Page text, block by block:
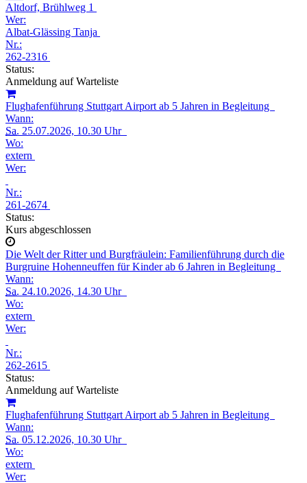
Altdorf, Brühlweg 1
Wer:
Albat-Glässing Tanja
Nr.:
262-2316
Status:
Anmeldung auf Warteliste
Flughafenführung Stuttgart Airport ab 5 Jahren in Begleitung
Wann:
Sa. 25.07.2026, 10.30 Uhr
Wo:
extern
Wer:
Nr.:
261-2674
Status:
Kurs abgeschlossen
Die Welt der Ritter und Burgfräulein: Familienführung durch die
Burgruine Hohenneuffen für Kinder ab 6 Jahren in Begleitung
Wann:
Sa. 24.10.2026, 14.30 Uhr
Wo:
extern
Wer:
Nr.:
262-2615
Status:
Anmeldung auf Warteliste
Flughafenführung Stuttgart Airport ab 5 Jahren in Begleitung
Wann:
Sa. 05.12.2026, 10.30 Uhr
Wo:
extern
Wer: